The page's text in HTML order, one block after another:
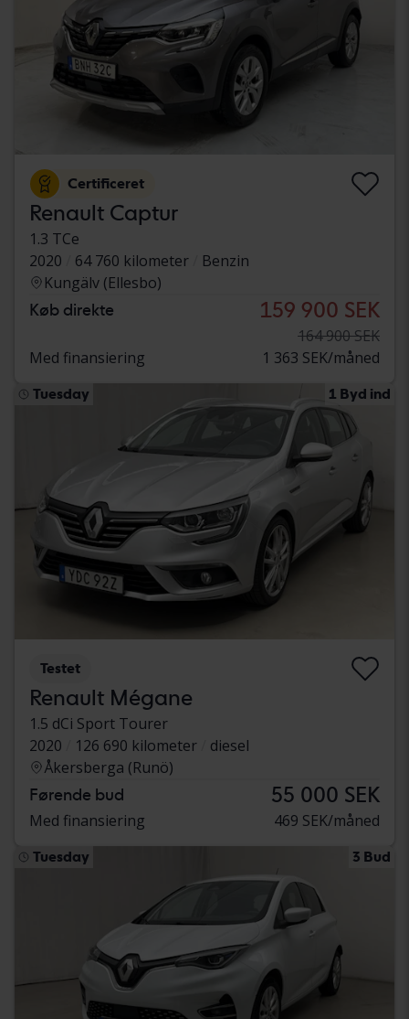
Certificeret
Renault Captur
1.3 TCe
2020
64 760 kilometer
Benzin
Kungälv (Ellesbo)
Køb direkte 159 900 SEK
164 900 SEK
Med finansiering
1 363 SEK/måned
Tuesday 1 Byd ind
Testet
Renault Mégane
1.5 dCi Sport Tourer
2020
126 690 kilometer
diesel
Åkersberga (Runö)
Førende bud 55 000 SEK
Med finansiering 469 SEK/måned
Tuesday 3 Bud